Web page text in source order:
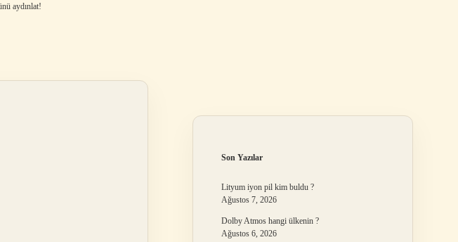
aydınlat!
Son Yazılar
Lityum iyon pil kim buldu ?
Ağustos 7, 2026
Dolby Atmos hangi ülkenin ?
Ağustos 6, 2026